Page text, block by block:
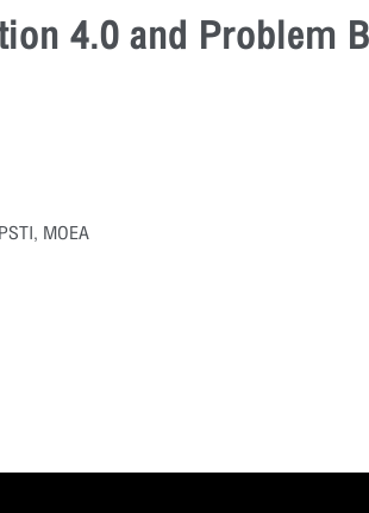
4.0 and Problem
MOEA